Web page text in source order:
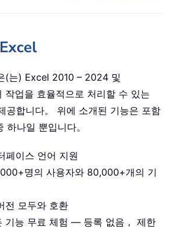
(는) Excel 2010 – 2024 및
업을 효율적으로 처리할 수 있는
공합니다。 위에 소개된 기능은 포함
나일 뿐입니다。
페이스 언어 지원
명의 사용자와 80,000+개의 기
전 모두와 호환
기능 무료 체험 — 등록 없음， 제한